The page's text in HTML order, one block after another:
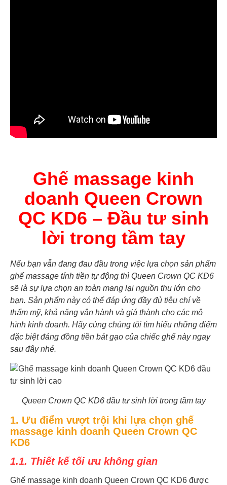
Ghế massage kinh
doanh Queen Crown
QC KD6 – Đầu tư sinh
lời trong tầm tay
Nếu bạn vẫn đang đau đầu trong việc lựa chọn sản phẩm
ghế massage tính tiền tự động thì Queen Crown QC KD6
sẽ là sự lựa chọn an toàn mang lại nguồn thu lớn cho
bạn. Sản phẩm này có thể đáp ứng đầy đủ tiêu chí về
thẩm mỹ, khả năng vận hành và giá thành cho các mô
hình kinh doanh. Hãy cùng chúng tôi tìm hiểu những điểm
đặc biệt đáng đồng tiền bát gạo của chiếc ghế này ngay
sau đây nhé.
Queen Crown QC KD6 đầu tư sinh lời trong tầm tay
1. Ưu điểm vượt trội khi lựa chọn ghế
massage kinh doanh Queen Crown QC
KD6
1.1. Thiết kế tối ưu không gian
Ghế massage kinh doanh Queen Crown QC KD6 được